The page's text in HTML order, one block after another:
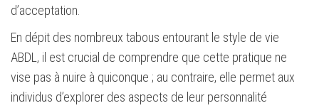
d’acceptation.
En dépit des nombreux tabous entourant le style de vie
ABDL, il est crucial de comprendre que cette pratique ne
vise pas à nuire à quiconque ; au contraire, elle permet aux
individus d’explorer des aspects de leur personnalité